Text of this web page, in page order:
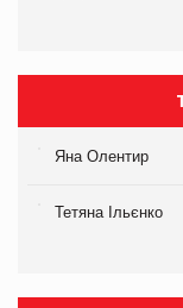
Яна Олентир
Тетяна Ільєнко